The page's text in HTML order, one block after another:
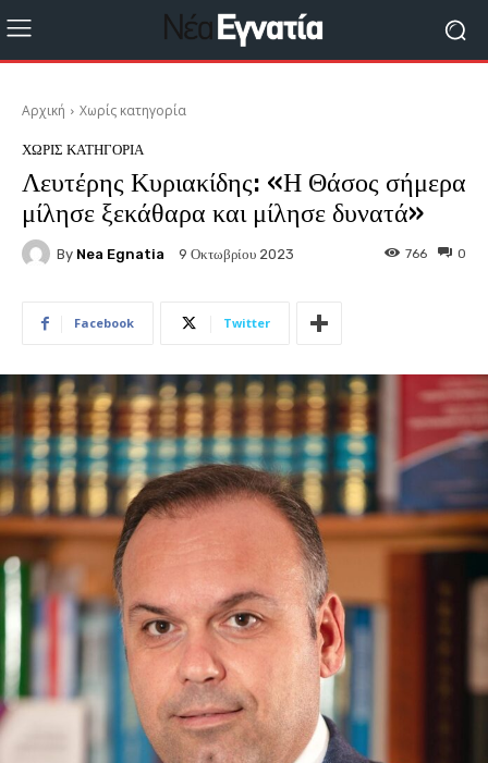
Αρχική Χωρίς κατηγορία
ΧΩΡΊΣ ΚΑΤΗΓΟΡΊΑ
Λευτέρης Κυριακίδης: «Η Θάσος σήμερα
μίλησε ξεκάθαρα και μίλησε δυνατά»
By Nea Egnatia 9 Οκτωβρίου 2023 0
766
Facebook Twitter